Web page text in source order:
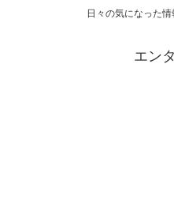
日々の気になった情
エン